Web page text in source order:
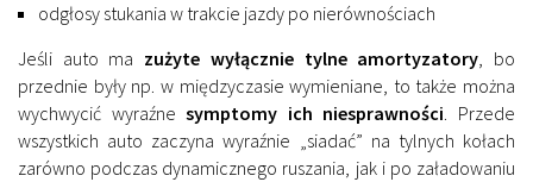
odgłosy stukania w trakcie jazdy po nierównościach
Jeśli auto ma zużyte wyłącznie tylne amortyzatory, bo
przednie były np. w międzyczasie wymieniane, to także można
wychwycić wyraźnesymptomy ich niesprawności. Przede
wszystkich auto zaczyna wyraźnie „siadać” na tylnych kołach
zarówno podczas dynamicznego ruszania, jak i po załadowaniu